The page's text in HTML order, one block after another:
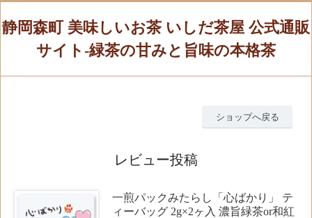
静岡森町 美味しいお茶 いしだ茶屋 公式通販
サイト-緑茶の甘みと旨味の本格茶
ショップへ戻る
レビュー投稿
一煎パックみたらし「心ばかり」 テ
ィーバッグ 2g×2ヶ入 濃旨緑茶or和紅